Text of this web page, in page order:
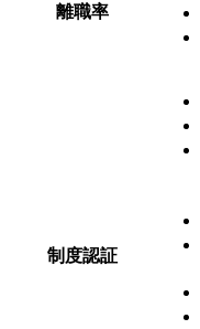
離職率
制度認証